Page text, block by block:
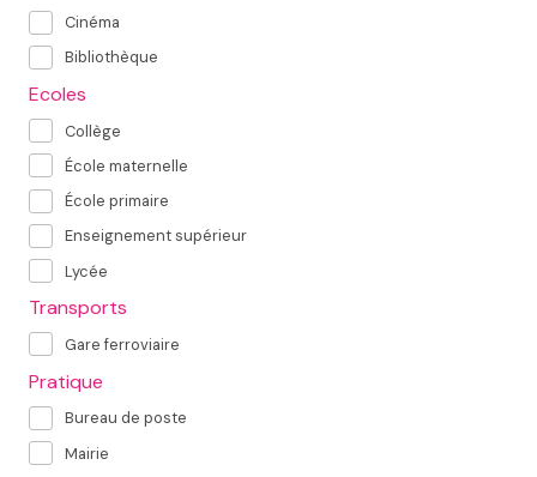
Cinéma
Bibliothèque
Ecoles
Collège
École maternelle
École primaire
Enseignement supérieur
Lycée
Transports
Gare ferroviaire
Pratique
Bureau de poste
Mairie